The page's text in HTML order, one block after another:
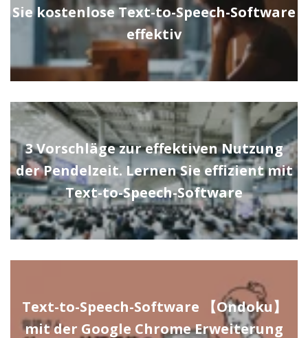
Sie kostenlose Text-to-Speech-Software
effektiv
3 Vorschläge zur effektiven Nutzung
der Pendelzeit. Lernen Sie effizient mit
Text-to-Speech-Software
Text-to-Speech-Software 【Ondoku】
mit der Google Chrome Erweiterung